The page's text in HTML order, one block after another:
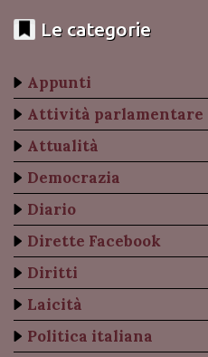
Le categorie
Appunti
Attività parlamentare
Attualità
Democrazia
Diario
Dirette Facebook
Diritti
Laicità
Politica italiana